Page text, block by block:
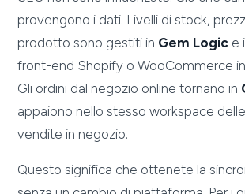
provengono i dati. Livelli di stock,
prodotto sono gestiti in Gem Logic e
front-end Shopify o WooCommerce
Gli ordini dal negozio online tornano in
appaiono nello stesso workspace
vendite in negozio.
Questo significa che ottenete la